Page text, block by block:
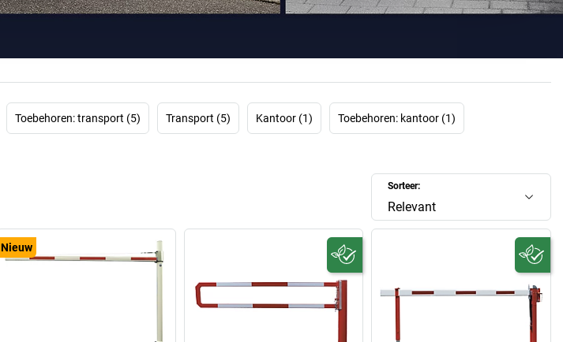
overtuigt door technische perfectie, tijdloos functionele esthetica en
bedrijfsterreinen (als representatief visitekaartje) als op beurzen (als
eyecatcher) moeten Mannus-vlaggenmasten robuust en absoluut stabiel zijn.
Bovendien mag de vlag niet opwaaien, moet het aanbrengen van de vlag
eenvoudig zijn, moeten er verschillende soorten vlaggen bevestigd kunnen
Geen probleem voor Mannus-vlaggenmasten! Hier vindt u uw nieuwe Mannus-
vlaggenmast of uw nieuwe Mannus-wegversperring!
Toebehoren: transport (5) Transport (5) Kantoor (1) Toebehoren: kantoor (1)
Sorteer:
Relevant
Nieuw